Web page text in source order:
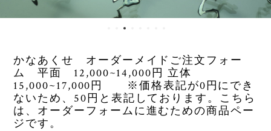
かなあくせ オーダーメイドご注文フォー
ム 平面 12,000~14,000円 立体
15,000~17,000円 ※価格表記が0円にでき
ないため、50円と表記しております。こちら
は、オーダーフォームに進むための商品ペー
ジです。